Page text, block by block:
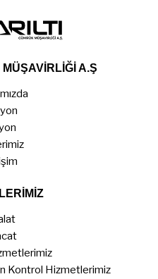
A.Ş
Kontrol Hizmetlerimiz